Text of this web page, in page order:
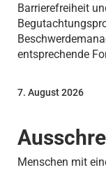
Barrierefreiheit
entsprechende
7. August 2026
Menschen mit